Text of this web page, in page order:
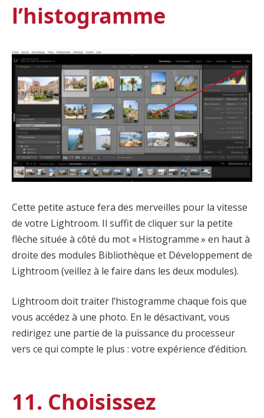
l’histogramme
Cette petite astuce fera des merveilles pour la vitesse
de votre Lightroom. Il suffit de cliquer sur la petite
flèche située à côté du mot « Histogramme » en haut à
droite des modules Bibliothèque et Développement de
Lightroom (veillez à le faire dans les deux modules).
Lightroom doit traiter l’histogramme chaque fois que
vous accédez à une photo. En le désactivant, vous
redirigez une partie de la puissance du processeur
vers ce qui compte le plus : votre expérience d’édition.
11. Choisissez